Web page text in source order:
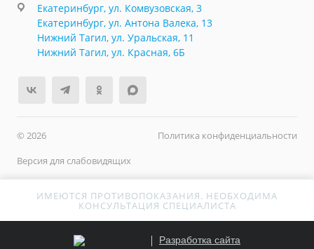
Екатеринбург, ул. Комвузовская, 3
Екатеринбург, ул. Антона Валека, 13
Нижний Тагил, ул. Уральская, 11
Нижний Тагил, ул. Красная, 6Б
© 2026
Политика конфиденциальности
Версия для слабовидящих
ИМЕЮТСЯ ПРОТИВОПОКАЗАНИЯ. НЕОБХОДИМА
КОНСУЛЬТАЦИЯ СПЕЦИАЛИСТА
Разработка сайта